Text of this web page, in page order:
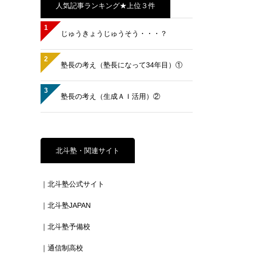
人気記事ランキング★上位３件
1
じゅうきょうじゅうそう・・・？
2
塾長の考え（塾長になって34年目）①
3
塾長の考え（生成ＡＩ活用）②
北斗塾・関連サイト
｜北斗塾公式サイト
｜北斗塾JAPAN
｜北斗塾予備校
｜通信制高校